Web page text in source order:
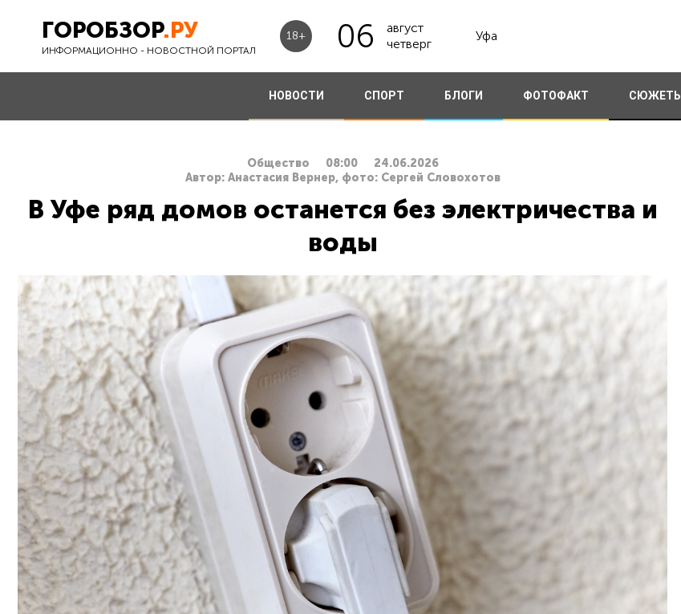
ГОРОБЗОР.РУ
ИНФОРМАЦИОННО - НОВОСТНОЙ ПОРТАЛ
18+ 06
август
четверг
Уфа
НОВОСТИ СПОРТ БЛОГИ ФОТОФАКТ СЮЖЕТЫ
Общество 08:00
24.06.2026
Автор: Анастасия Вернер, фото: Сергей Словохотов
В Уфе ряд домов останется без электричества и
воды